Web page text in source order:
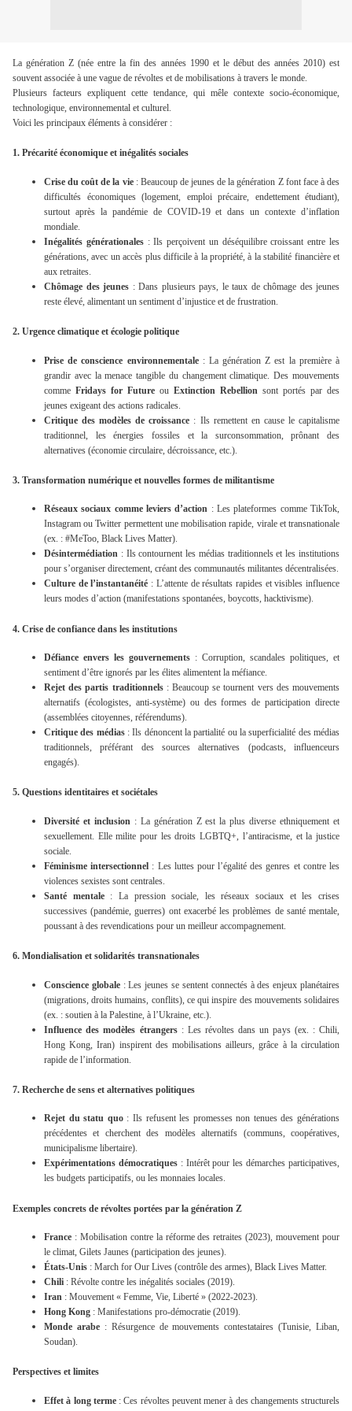
La génération Z (née entre la fin des années 1990 et le début des années 2010) est
souvent associée à une vague de révoltes et de mobilisations à travers le monde.
Plusieurs facteurs expliquent cette tendance, qui mêle contexte socio-économique,
technologique, environnemental et culturel.
Voici les principaux éléments à considérer :
1. Précarité économique et inégalités sociales
Crise du coût de la vie: Beaucoup de jeunes de la génération Z font face à des
difficultés économiques (logement, emploi précaire, endettement étudiant),
surtout après la pandémie de COVID-19 et dans un contexte d’inflation
mondiale.
Inégalités générationales: Ils perçoivent un déséquilibre croissant entre les
générations, avec un accès plus difficile à la propriété, à la stabilité financière et
aux retraites.
Chômage des jeunes : Dans plusieurs pays, le taux de chômage des jeunes
reste élevé, alimentant un sentiment d’injustice et de frustration.
2. Urgence climatique et écologie politique
Prise de conscience environnementale: La génération Z est la première à
grandir avec la menace tangible du changement climatique. Des mouvements
comme Fridays for Future ou Extinction Rebellion sont portés par des
jeunes exigeant des actions radicales.
Critique des modèles de croissance : Ils remettent en cause le capitalisme
traditionnel, les énergies fossiles et la surconsommation, prônant des
alternatives (économie circulaire, décroissance, etc.).
3. Transformation numérique et nouvelles formes de militantisme
Réseaux sociaux comme leviers d’action : Les plateformes comme TikTok,
Instagram ou Twitter permettent une mobilisation rapide, virale et transnationale
(ex. : #MeToo, Black Lives Matter).
Désintermédiation : Ils contournent les médias traditionnels et les institutions
pour s’organiser directement, créant des communautés militantes décentralisées.
Culture de l’instantanéité : L’attente de résultats rapides et visibles influence
leurs modes d’action (manifestations spontanées, boycotts, hacktivisme).
4. Crise de confiance dans les institutions
Défiance envers les gouvernements : Corruption, scandales politiques, et
sentiment d’être ignorés par les élites alimentent la méfiance.
Rejet des partis traditionnels: Beaucoup se tournent vers des mouvements
alternatifs (écologistes, anti-système) ou des formes de participation directe
(assemblées citoyennes, référendums).
Critique des médias: Ils dénoncent la partialité ou la superficialité des médias
traditionnels, préférant des sources alternatives (podcasts, influenceurs
engagés).
5. Questions identitaires et sociétales
Diversité et inclusion : La génération Z est la plus diverse ethniquement et
sexuellement. Elle milite pour les droits LGBTQ+, l’antiracisme, et la justice
sociale.
Féminisme intersectionnel : Les luttes pour l’égalité des genres et contre les
violences sexistes sont centrales.
Santé mentale: La pression sociale, les réseaux sociaux et les crises
successives (pandémie, guerres) ont exacerbé les problèmes de santé mentale,
poussant à des revendications pour un meilleur accompagnement.
6. Mondialisation et solidarités transnationales
Conscience globale: Les jeunes se sentent connectés à des enjeux planétaires
(migrations, droits humains, conflits), ce qui inspire des mouvements solidaires
(ex. : soutien à la Palestine, à l’Ukraine, etc.).
Influence des modèles étrangers: Les révoltes dans un pays (ex. : Chili,
Hong Kong, Iran) inspirent des mobilisations ailleurs, grâce à la circulation
rapide de l’information.
7. Recherche de sens et alternatives politiques
Rejet du statu quo: Ils refusent les promesses non tenues des générations
précédentes et cherchent des modèles alternatifs (communs, coopératives,
municipalisme libertaire).
Expérimentations démocratiques: Intérêt pour les démarches participatives,
les budgets participatifs, ou les monnaies locales.
Exemples concrets de révoltes portées par la génération Z
France : Mobilisation contre la réforme des retraites (2023), mouvement pour
le climat, Gilets Jaunes (participation des jeunes).
États-Unis : March for Our Lives (contrôle des armes), Black Lives Matter.
Chili : Révolte contre les inégalités sociales (2019).
Iran : Mouvement « Femme, Vie, Liberté » (2022-2023).
Hong Kong : Manifestations pro-démocratie (2019).
Monde arabe: Résurgence de mouvements contestataires (Tunisie, Liban,
Soudan).
Perspectives et limites
Effet à long terme: Ces révoltes peuvent mener à des changements structurels